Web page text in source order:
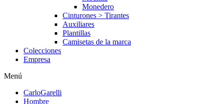
Monedero
Cinturones > Tirantes
Auxiliares
Plantillas
Camisetas de la marca
Colecciones
Empresa
Menú
CarloGarelli
Hombre